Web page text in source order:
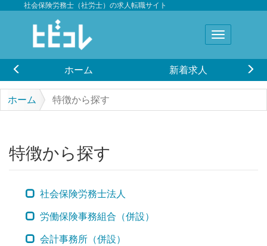
社会保険労務士（社労士）の求人転職サイト
ホーム 新着求人
ホーム 特徴から探す
特徴から探す
社会保険労務士法人
労働保険事務組合（併設）
会計事務所（併設）